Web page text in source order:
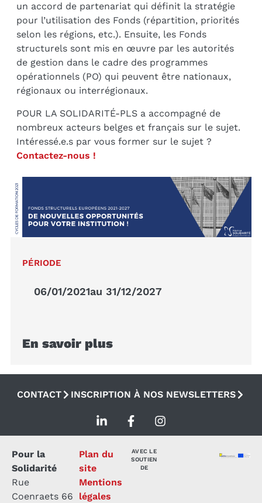
un accord de partenariat qui définit la stratégie
pour l’utilisation des Fonds (répartition, priorités
selon les régions, etc.). Ensuite, les Fonds
structurels sont mis en œuvre par les autorités
de gestion dans le cadre des programmes
opérationnels (PO) qui peuvent être nationaux,
régionaux ou interrégionaux.
POUR LA SOLIDARITÉ-PLS a accompagné de
nombreux acteurs belges et français sur le sujet.
Intéressé.e.s par vous former sur le sujet ?
Contactez-nous !
PÉRIODE
06/01/2021au 31/12/2027
En savoir plus
CONTACT INSCRIPTION À NOS NEWSLETTERS
Pour la
Solidarité
Rue
Coenraets 66
AVEC LE
SOUTIEN
DE
Plan du
site
Mentions
légales